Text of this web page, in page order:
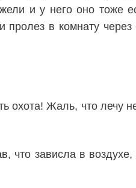
и у него оно тоже
пролез в комнату
охота! Жаль, что лечу
что зависла в